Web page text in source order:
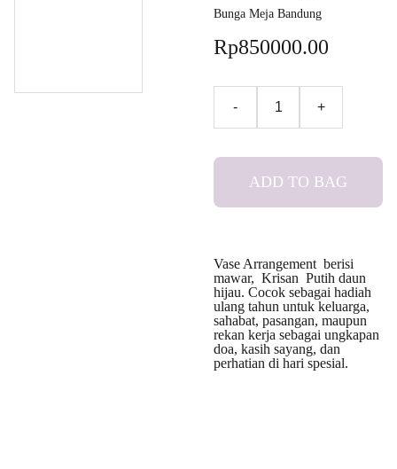
Bunga Meja Bandung
Rp850000.00
- +
ADD TO BAG
Vase Arrangement berisi
mawar, Krisan Putih daun
hijau. Cocok sebagai hadiah
ulang tahun untuk keluarga,
sahabat, pasangan, maupun
rekan kerja sebagai ungkapan
doa, kasih sayang, dan
perhatian di hari spesial.